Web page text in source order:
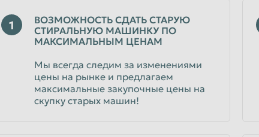
1
ВОЗМОЖНОСТЬ СДАТЬ СТАРУЮ
СТИРАЛЬНУЮ МАШИНКУ ПО
МАКСИМАЛЬНЫМ ЦЕНАМ
Мы всегда следим за изменениями
цены на рынке и предлагаем
максимальные закупочные цены на
скупку старых машин!